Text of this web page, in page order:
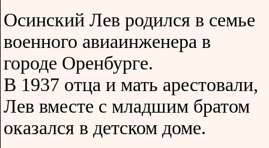
Осинский Лев родился в семье
военного авиаинженера в
городе Оренбурге.
В 1937 отца и мать арестовали,
Лев вместе с младшим братом
оказался в детском доме.